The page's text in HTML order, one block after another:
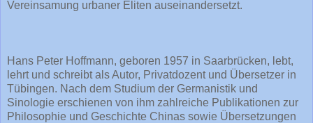
Vereinsamung urbaner Eliten auseinandersetzt.
Hans Peter Hoffmann, geboren 1957 in Saarbrücken, lebt,
lehrt und schreibt als Autor, Privatdozent und Übersetzer in
Tübingen. Nach dem Studium der Germanistik und
Sinologie erschienen von ihm zahlreiche Publikationen zur
Philosophie und Geschichte Chinas sowie Übersetzungen